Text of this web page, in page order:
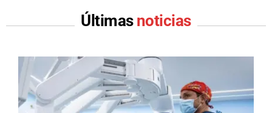
Últimas noticias